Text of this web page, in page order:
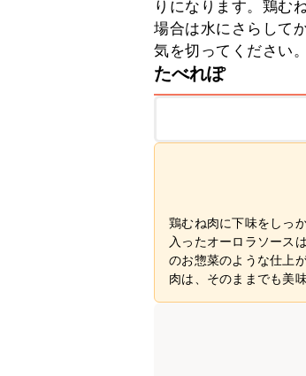
りになります。鶏む
場合は水にさらして
気を切ってください。
たべれぽ
鶏むね肉に下味をしっ
入ったオーロラソースは
のお惣菜のような仕上
肉は、そのままでも美